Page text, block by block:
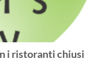
i ristoranti chiusi